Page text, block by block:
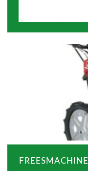
FREESMACHINE